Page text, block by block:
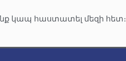
կապ հաստատել մեզի հետ։